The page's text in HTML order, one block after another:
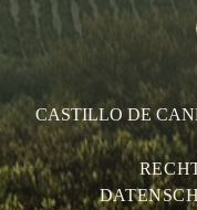
CASTILLO DE